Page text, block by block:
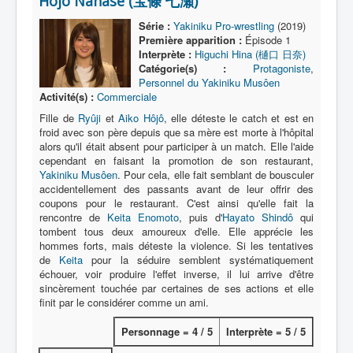
Acteur
Équipe
Personnage
Transformation
Équipement
Mecha
Objet
Lieu
Épisode
Référence
Série : Yakiniku Pro-wrestling(2019)
Première apparition :Épisode 1
Interprète : Higuchi Hina (樋口 日奈)
Catégorie(s) :
Protagoniste,
Personnel du Yakiniku Musôen
Activité(s) : Commerciale
Fille de Ryûji et Aiko Hôjô, elle déteste le catch et est en
froid avec son père depuis que sa mère est morte à l'hôpital
alors qu'il était absent pour participer à un match. Elle l'aide
cependant en faisant la promotion de son restaurant,
Yakiniku Musôen. Pour cela, elle fait semblant de bousculer
accidentellement des passants avant de leur offrir des
coupons pour le restaurant. C'est ainsi qu'elle fait la
rencontre de Keita Enomoto, puis d'Hayato Shindô qui
tombent tous deux amoureux d'elle. Elle apprécie les
hommes forts, mais déteste la violence. Si les tentatives
de Keita pour la séduire semblent systématiquement
échouer, voir produire l'effet inverse, il lui arrive d'être
sincèrement touchée par certaines de ses actions et elle
finit par le considérer comme un ami.
Personnage = 4 / 5
Interprète = 5 / 5